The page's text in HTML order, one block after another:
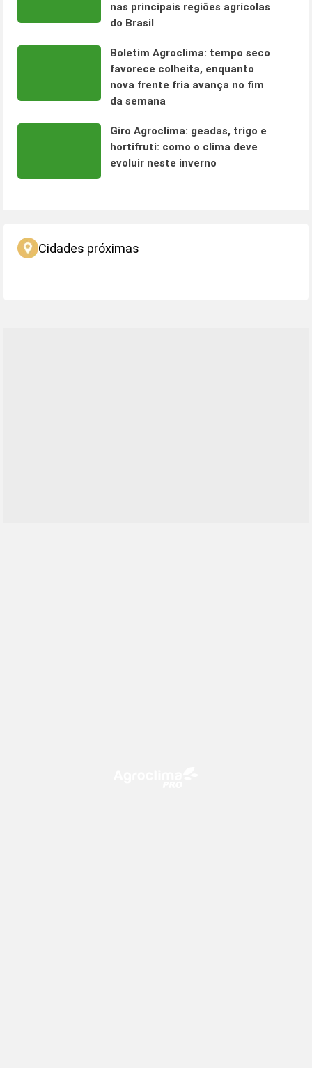
nas principais regiões agrícolas
do Brasil
Boletim Agroclima: tempo seco
favorece colheita, enquanto
nova frente fria avança no fim
da semana
Giro Agroclima: geadas, trigo e
hortifruti: como o clima deve
evoluir neste inverno
Cidades próximas